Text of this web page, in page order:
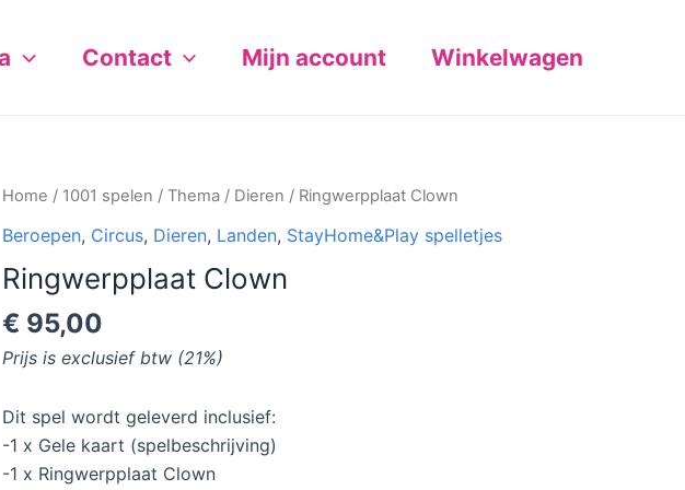
Contact Mijn account Winkelwagen
Home / 1001 spelen / Thema / Dieren / Ringwerpplaat Clown
Beroepen, Circus, Dieren, Landen, StayHome&Play spelletjes
Ringwerpplaat Clown
€ 95,00
Prijs is exclusief btw (21%)
Dit spel wordt geleverd inclusief:
-1 x Gele kaart (spelbeschrijving)
-1 x Ringwerpplaat Clown
Ringwerpplaat
Clown